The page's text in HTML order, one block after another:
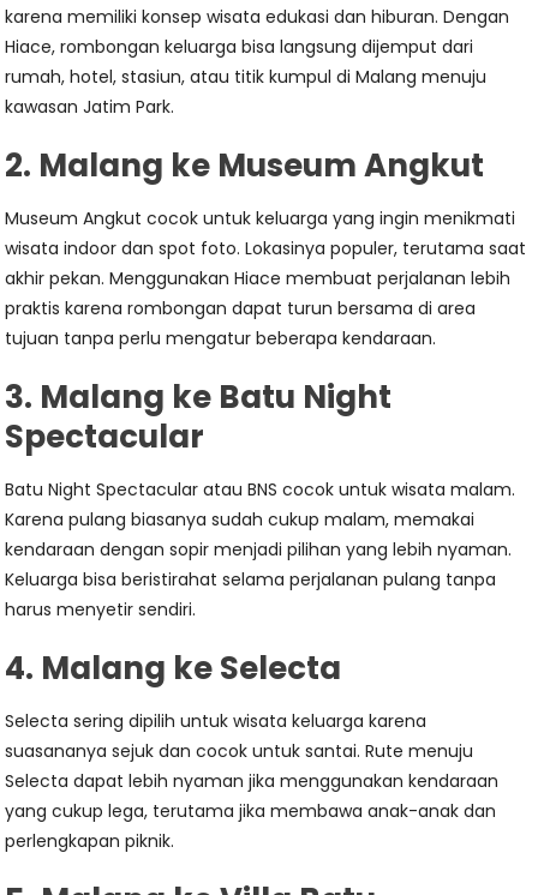
karena memiliki konsep wisata edukasi dan hiburan. Dengan
Hiace, rombongan keluarga bisa langsung dijemput dari
rumah, hotel, stasiun, atau titik kumpul di Malang menuju
kawasan Jatim Park.
2. Malang ke Museum Angkut
Museum Angkut cocok untuk keluarga yang ingin menikmati
wisata indoor dan spot foto. Lokasinya populer, terutama saat
akhir pekan. Menggunakan Hiace membuat perjalanan lebih
praktis karena rombongan dapat turun bersama di area
tujuan tanpa perlu mengatur beberapa kendaraan.
3. Malang ke Batu Night
Spectacular
Batu Night Spectacular atau BNS cocok untuk wisata malam.
Karena pulang biasanya sudah cukup malam, memakai
kendaraan dengan sopir menjadi pilihan yang lebih nyaman.
Keluarga bisa beristirahat selama perjalanan pulang tanpa
harus menyetir sendiri.
4. Malang ke Selecta
Selecta sering dipilih untuk wisata keluarga karena
suasananya sejuk dan cocok untuk santai. Rute menuju
Selecta dapat lebih nyaman jika menggunakan kendaraan
yang cukup lega, terutama jika membawa anak-anak dan
perlengkapan piknik.